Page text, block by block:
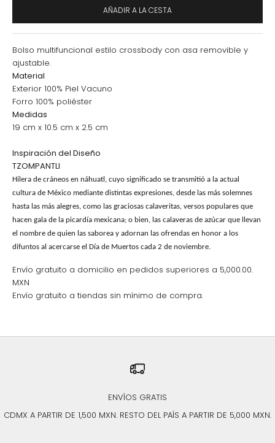
AÑADIR A LA CESTA
Bolso multifuncional estilo crossbody con asa removible y
ajustable.
Material
Exterior 100% Piel Vacuno
Forro 100% poliéster
Medidas
19 cm x 10.5 cm x 2.5 cm
Inspiración del Diseño
TZOMPANTLI
Hilera de cráneos en náhuatl, cuyo significado se transmitió a la actual
cultura de México mediante distintas expresiones, desde las más solemnes
hasta las más alegres, como las graciosas calaveritas, versos populares que
hacen gala de la picardía mexicana; o bien, las calaveras de azúcar que llevan
el nombre de quien las saborea y adornan las ofrendas en honor a los
difuntos al acercarse el Día de Muertos cada 2 de noviembre.
Envío gratuito a domicilio en pedidos superiores a 5,000.00.
MXN
Envío gratuito a tiendas sin mínimo de compra.
ENVÍOS GRATIS
CDMX A PARTIR DE 1,500 MXN. RESTO DEL PAÍS A PARTIR DE 5,000 MXN.